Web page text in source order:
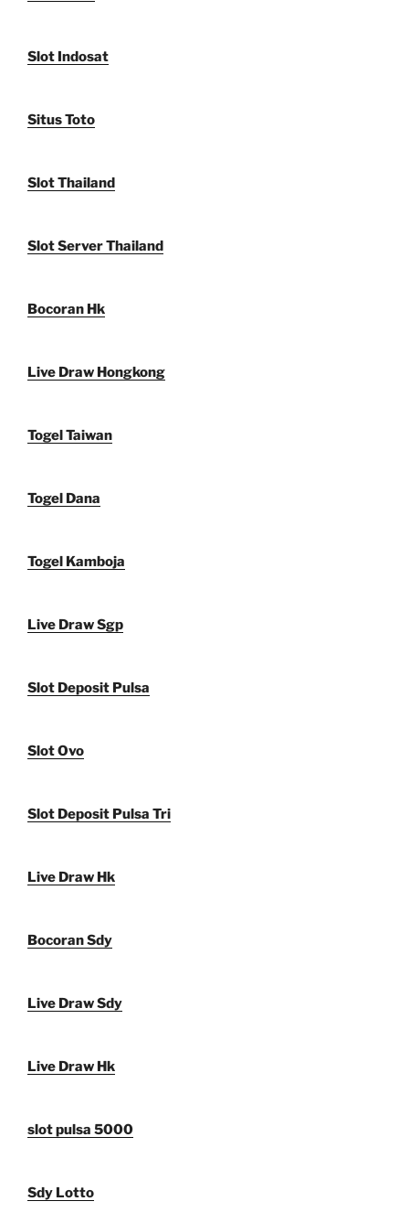
Slot Indosat
Situs Toto
Slot Thailand
Slot Server Thailand
Bocoran Hk
Live Draw Hongkong
Togel Taiwan
Togel Dana
Togel Kamboja
Live Draw Sgp
Slot Deposit Pulsa
Slot Ovo
Slot Deposit Pulsa Tri
Live Draw Hk
Bocoran Sdy
Live Draw Sdy
Live Draw Hk
slot pulsa 5000
Sdy Lotto